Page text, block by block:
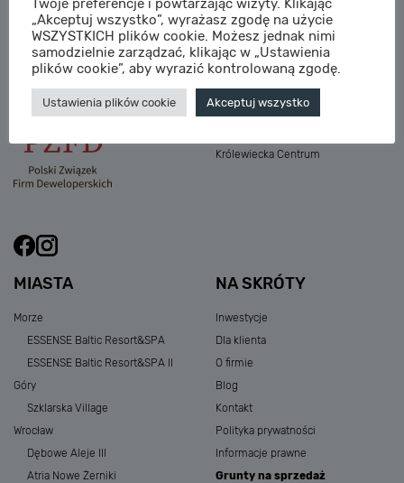
sprzedaz@sagaris.pl
Osada Nadolicka III
Dębowe Aleje III
Atria Nowe Żerniki
Szklarska Village
Osada Nadolicka I i II
Królewiecka Centrum
MIASTA
Morze
ESSENSE Baltic Resort&SPA
ESSENSE Baltic Resort&SPA II
Góry
Szklarska Village
Wrocław
Dębowe Aleje III
Atria Nowe Żerniki
NA SKRÓTY
Inwestycje
Dla klienta
O firmie
Blog
Kontakt
Polityka prywatności
Informacje prawne
Grunty na sprzedaż
Twoje preferencje i powtarzając wizyty. Klikając
„Akceptuj wszystko”, wyrażasz zgodę na użycie
WSZYSTKICH plików cookie. Możesz jednak nimi
samodzielnie zarządzać, klikając w „Ustawienia
plików cookie”, aby wyrazić kontrolowaną zgodę.
Ustawienia plików cookie Akceptuj wszystko